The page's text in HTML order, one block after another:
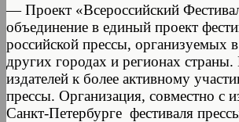
— Проект «Всероссийский
объединение в единый проект
российской прессы, организуемых
других городах и регионах
издателей к более активному
прессы. Организация, совместно с
Санкт-Петербурге фестиваля